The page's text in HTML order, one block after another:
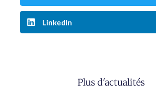
LinkedIn
Plus d'actualités